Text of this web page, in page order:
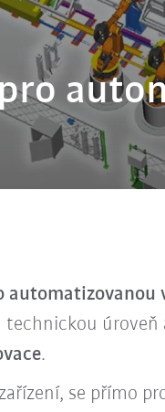
automatizovanou
.
se přímo